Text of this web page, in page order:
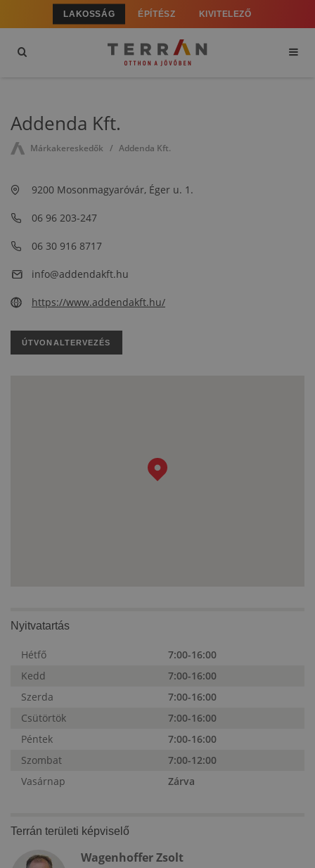
LAKOSSÁG ÉPÍTÉSZ KIVITELEZŐ
Addenda Kft.
Márkakereskedők Addenda Kft.
9200 Mosonmagyaróvár, Éger u. 1.
06 96 203-247
06 30 916 8717
info@addendakft.hu
https://www.addendakft.hu/
ÚTVONALTERVEZÉS
Nyitvatartás
Hétfő
7:00-16:00
Kedd
7:00-16:00
Szerda
7:00-16:00
Csütörtök
7:00-16:00
Péntek
7:00-16:00
Szombat
7:00-12:00
Vasárnap
Zárva
Terrán területi képviselő
Wagenhoffer Zsolt